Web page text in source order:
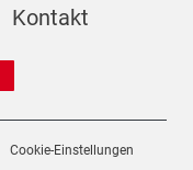
Kontakt
Cookie-Einstellungen